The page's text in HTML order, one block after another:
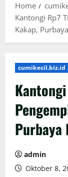
Home
Kantongi Rp7
Kakap,
cumikecil.biz.id
Purbaya
admin
Oktober 8,